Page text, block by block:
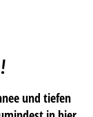
und tiefen